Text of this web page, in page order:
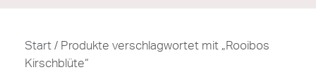
Start / Produkte verschlagwortet mit „Rooibos
Kirschblüte“